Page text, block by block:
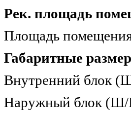
Рек. площадь
Площадь
Габаритные
Внутренний
Наружный